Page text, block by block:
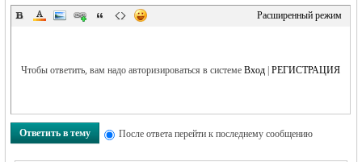
RU Расширенный режим
Чтобы ответить, вам надо авторизироваться в системеВход |РЕГИСТРАЦИЯ
Ответить в тему После ответа перейти к последнему сообщению